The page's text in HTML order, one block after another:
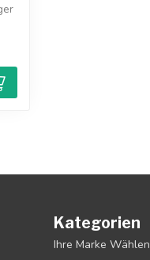
Kategorien
Ihre Marke Wählen